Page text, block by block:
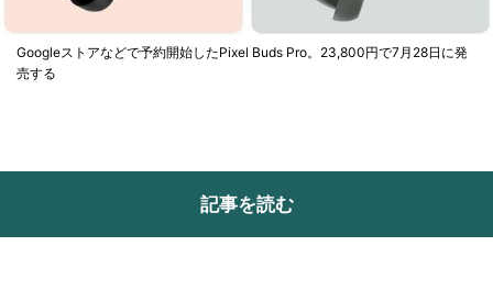
Googleストアなどで予約開始したPixel Buds Pro。23,800円で7月28日に発
売する
記事を読む